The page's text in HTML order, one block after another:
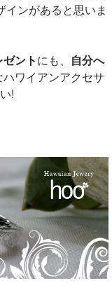
ンがあると思いま
ントにも、 自分へ
ワイアンアクセサ
!